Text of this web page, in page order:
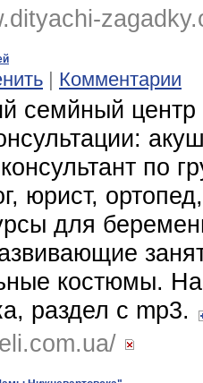
| Комментарии
семйный
по
юрист,
для
костюмы.
раздел с mp3.